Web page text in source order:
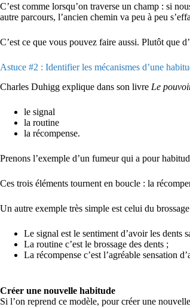
C’est comme lorsqu’on traverse un champ : si
autre parcours, l’ancien chemin va peu à peu
C’est ce que vous pouvez faire aussi. Plutôt que
Astuce #2 : Identifier les mécanismes d’une
Charles Duhigg explique dans son livre Le
le signal
la routine
la récompense.
Prenons l’exemple d’un fumeur qui a pour
Ces trois éléments tournent en boucle : la
Un autre exemple très simple est celui du
Le signal est le sentiment d’avoir les dents
La routine c’est le brossage des dents ;
La récompense c’est l’agréable sensation
Créer une nouvelle habitude
Si l’on reprend ce modèle, pour créer une